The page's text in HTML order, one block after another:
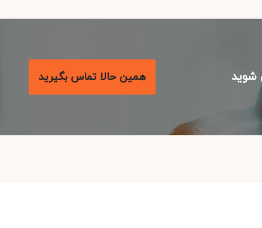
همین حالا تماس بگیرید